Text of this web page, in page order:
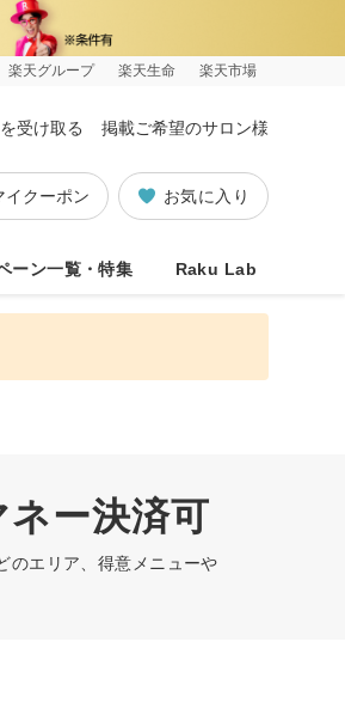
楽天グループ 楽天生命 楽天市場
受け取る 掲載ご希望のサロン様
お気に入り
イクーポン
ーン一覧・特集 Raku Lab
ー決済可
のエリア、得意メニューや